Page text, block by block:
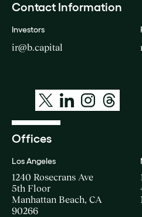
Contact Information
Investors
ir@b.capital
Offices
Los Angeles
1240 Rosecrans Ave
5th Floor
Manhattan Beach, CA
90266